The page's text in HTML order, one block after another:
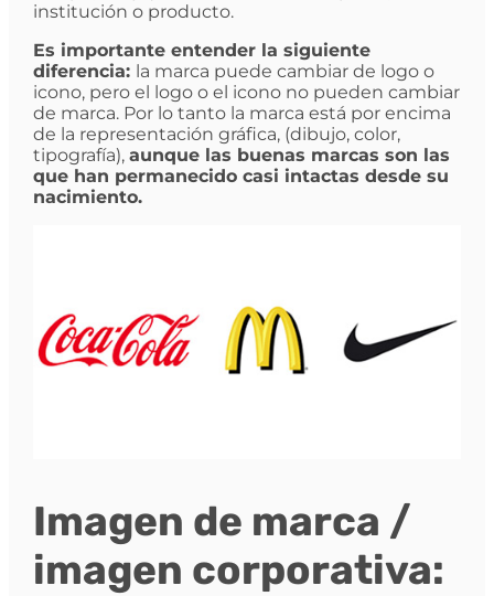
institución o producto.
Es importante entender la siguiente
diferencia: la marca puede cambiar de logo o
icono, pero el logo o el icono no pueden cambiar
de marca. Por lo tanto la marca está por encima
de la representación gráfica, (dibujo, color,
tipografía), aunque las buenas marcas son las
que han permanecido casi intactas desde su
nacimiento.
Imagen de marca /
imagen corporativa: